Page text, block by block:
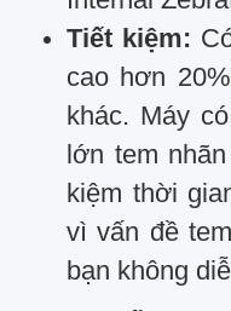
Tiết kiệm:
cao hơn
khác. Máy
lớn tem
kiệm thời
vì vấn đề
bạn không